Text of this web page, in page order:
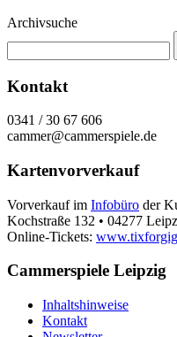
Archivsuche
Kontakt
0341 / 30 67 606
cammer@cammerspiele.de
Kartenvorverkauf
Vorverkauf im Infobüro der
Kochstraße 132 • 04277
Online-Tickets:
Cammerspiele Leipzig
Inhaltshinweise
Kontakt